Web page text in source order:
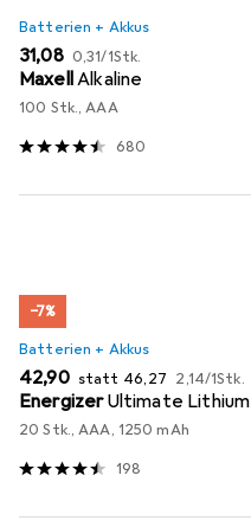
Batterien + Akkus
EUR
31,08 EUR
0,31/1Stk.
MaxellAlkaline
100 Stk., AAA
680
−7%
Batterien + Akkus
EUR
42,90 statt EUR
46,27 EUR
2,14/1Stk.
EnergizerUltimate Lithium
20 Stk., AAA, 1250 mAh
198